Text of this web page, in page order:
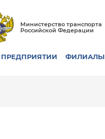
Министерство транспорта
Российской Федерации
ФИЛИАЛЫ